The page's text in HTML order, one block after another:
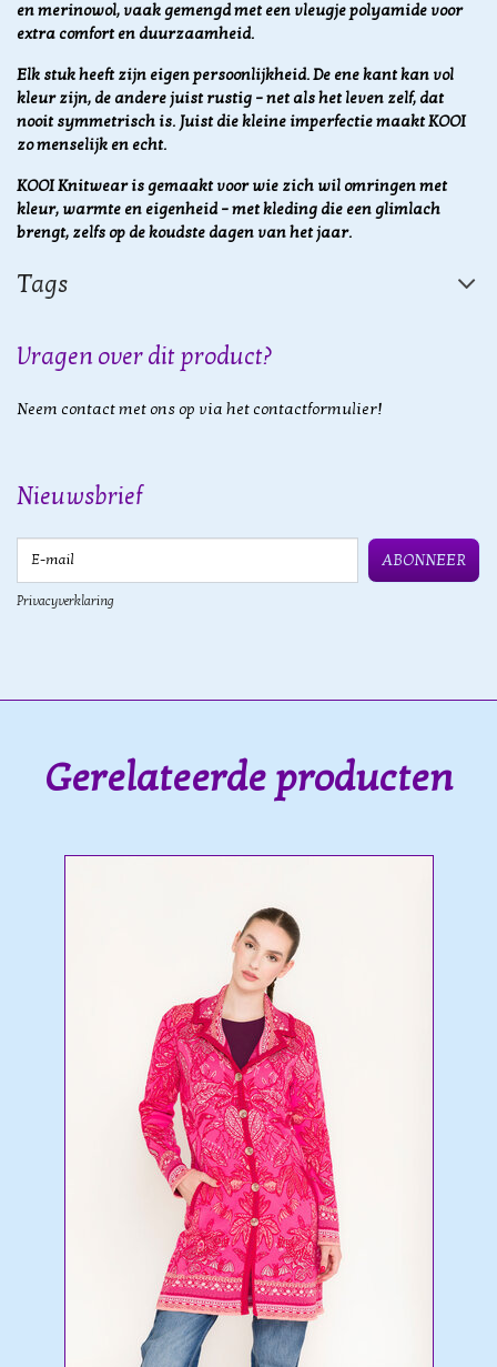
en merinowol, vaak gemengd met een vleugje polyamide voor
extra comfort en duurzaamheid.
Elk stuk heeft zijn eigen persoonlijkheid. De ene kant kan vol
kleur zijn, de andere juist rustig – net als het leven zelf, dat
nooit symmetrisch is. Juist die kleine imperfectie maakt KOOI
zo menselijk en echt.
KOOI Knitwear is gemaakt voor wie zich wil omringen met
kleur, warmte en eigenheid – met kleding die een glimlach
brengt, zelfs op de koudste dagen van het jaar.
Tags
Vragen over dit product?
Neem contact met ons op via het contactformulier!
Nieuwsbrief
ABONNEER
Privacyverklaring
Gerelateerde producten